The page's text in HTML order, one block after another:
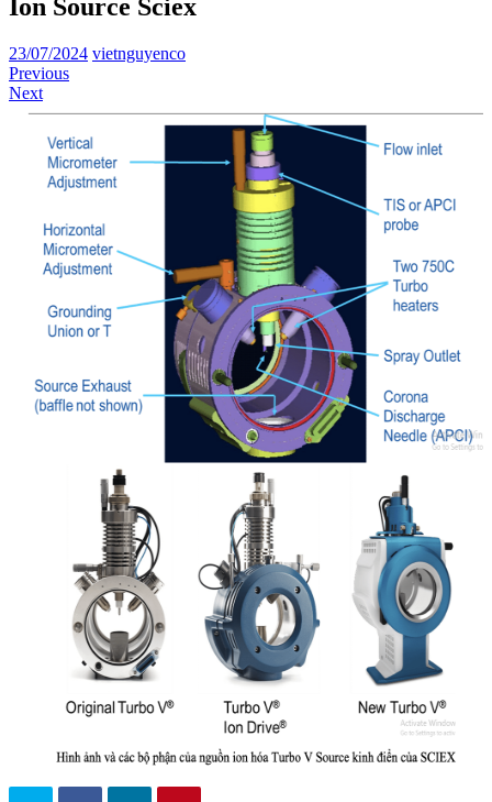
Ion Source Sciex
23/07/2024 vietnguyenco
Previous
Next